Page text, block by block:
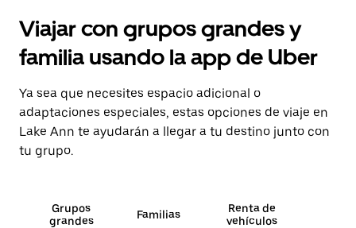
Viajar con grupos grandes y
familia usando la app de Uber
Ya sea que necesites espacio adicional o
adaptaciones especiales, estas opciones de viaje en
Lake Ann te ayudarán a llegar a tu destino junto con
tu grupo.
Grupos
grandes
Familias
Renta de
vehículos